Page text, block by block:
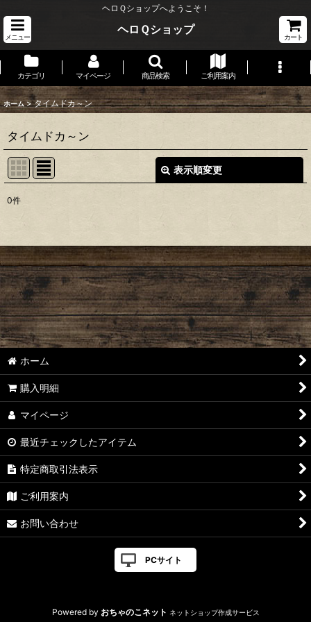
ヘロＱショップへようこそ！
メニュー
ヘロＱショップ
カート
カテゴリ マイページ 商品検索 ご利用案内
ホーム > タイムドカ～ン
タイムドカ～ン
表示順変更
並び順:
絞り込む
0件
ホーム
購入明細
マイページ
最近チェックしたアイテム
特定商取引法表示
ご利用案内
お問い合わせ
PCサイト
Powered by おちゃのこネット ネットショップ作成サービス